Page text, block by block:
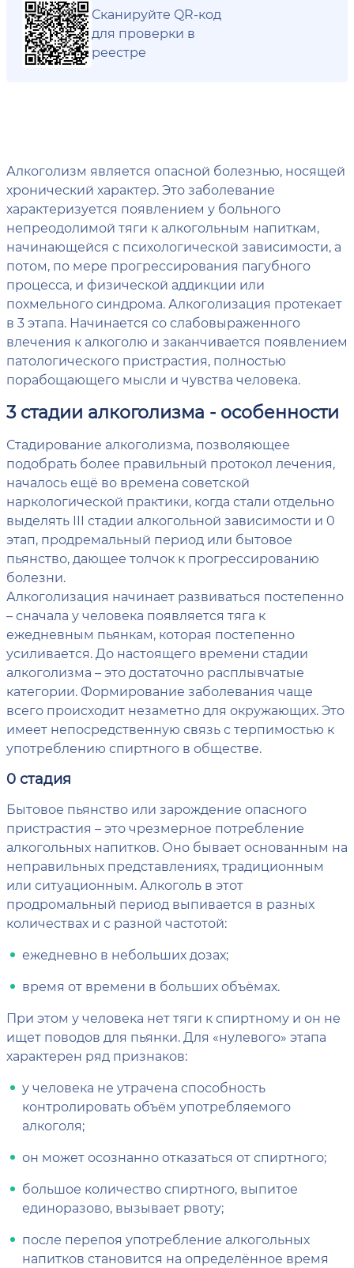
Сканируйте QR-код
для проверки в
реестре
Алкоголизм является опасной болезнью, носящей
хронический характер. Это заболевание
характеризуется появлением у больного
непреодолимой тяги к алкогольным напиткам,
начинающейся с психологической зависимости, а
потом, по мере прогрессирования пагубного
процесса, и физической аддикции или
похмельного синдрома. Алкоголизация протекает
в 3 этапа. Начинается со слабовыраженного
влечения к алкоголю и заканчивается появлением
патологического пристрастия, полностью
порабощающего мысли и чувства человека.
3 стадии алкоголизма - особенности
Стадирование алкоголизма, позволяющее
подобрать более правильный протокол лечения,
началось ещё во времена советской
наркологической практики, когда стали отдельно
выделять III стадии алкогольной зависимости и 0
этап, продремальный период или бытовое
пьянство, дающее толчок к прогрессированию
болезни.
Алкоголизация начинает развиваться постепенно
– сначала у человека появляется тяга к
ежедневным пьянкам, которая постепенно
усиливается. До настоящего времени стадии
алкоголизма – это достаточно расплывчатые
категории. Формирование заболевания чаще
всего происходит незаметно для окружающих. Это
имеет непосредственную связь с терпимостью к
употреблению спиртного в обществе.
0 стадия
Бытовое пьянство или зарождение опасного
пристрастия – это чрезмерное потребление
алкогольных напитков. Оно бывает основанным на
неправильных представлениях, традиционным
или ситуационным. Алкоголь в этот
продромальный период выпивается в разных
количествах и с разной частотой:
ежедневно в небольших дозах;
время от времени в больших объёмах.
При этом у человека нет тяги к спиртному и он не
ищет поводов для пьянки. Для «нулевого» этапа
характерен ряд признаков:
у человека не утрачена способность
контролировать объём употребляемого
алкоголя;
он может осознанно отказаться от спиртного;
большое количество спиртного, выпитое
единоразово, вызывает рвоту;
после перепоя употребление алкогольных
напитков становится на определённое время